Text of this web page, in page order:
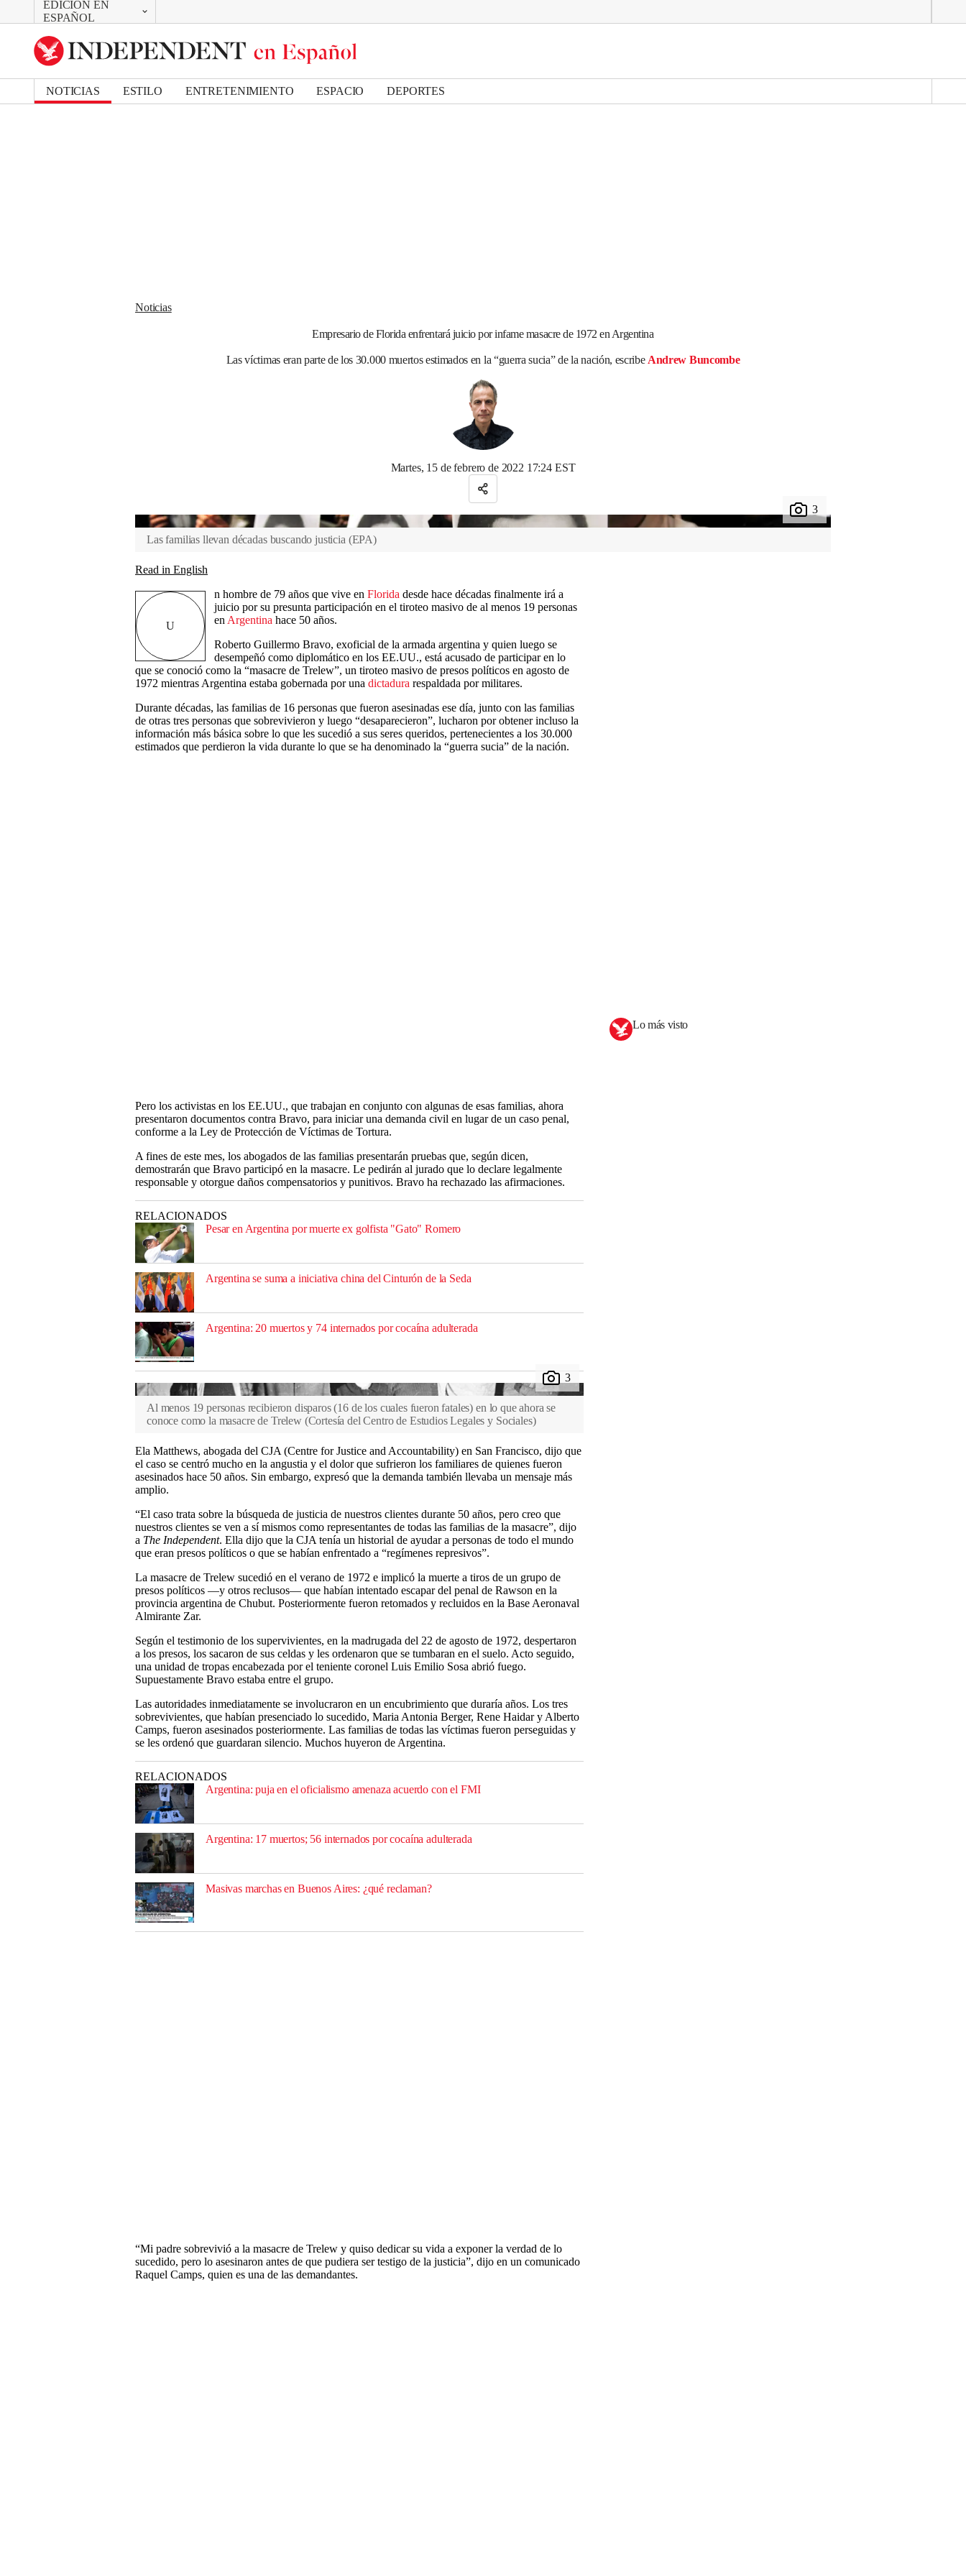
EDICIÓN EN
ESPAÑOL
CAMBIAR
UK Edition
US Edition
NOTICIAS ESTILO ENTRETENIMIENTO ESPACIO DEPORTES
Noticias
Empresario de Florida enfrentará juicio por infame masacre de 1972 en Argentina
Las víctimas eran parte de los 30.000 muertos estimados en la “guerra sucia” de la nación, escribe Andrew Buncombe
Martes, 15 de febrero de 2022 17:24 EST
Bookmark popover
Removed from bookmarks
Close popover
Las familias llevan décadas buscando justicia (EPA)
Read in English
U
n hombre de 79 años que vive en Florida desde hace décadas finalmente irá a
juicio por su presunta participación en el tiroteo masivo de al menos 19 personas
en Argentina hace 50 años.
Roberto Guillermo Bravo, exoficial de la armada argentina y quien luego se
desempeñó como diplomático en los EE.UU., está acusado de participar en lo
que se conoció como la “masacre de Trelew”, un tiroteo masivo de presos políticos en agosto de
1972 mientras Argentina estaba gobernada por una dictadura respaldada por militares.
Durante décadas, las familias de 16 personas que fueron asesinadas ese día, junto con las familias
de otras tres personas que sobrevivieron y luego “desaparecieron”, lucharon por obtener incluso la
información más básica sobre lo que les sucedió a sus seres queridos, pertenecientes a los 30.000
estimados que perdieron la vida durante lo que se ha denominado la “guerra sucia” de la nación.
Pero los activistas en los EE.UU., que trabajan en conjunto con algunas de esas familias, ahora
presentaron documentos contra Bravo, para iniciar una demanda civil en lugar de un caso penal,
conforme a la Ley de Protección de Víctimas de Tortura.
A fines de este mes, los abogados de las familias presentarán pruebas que, según dicen,
demostrarán que Bravo participó en la masacre. Le pedirán al jurado que lo declare legalmente
responsable y otorgue daños compensatorios y punitivos. Bravo ha rechazado las afirmaciones.
RELACIONADOS
Pesar en Argentina por muerte ex golfista "Gato" Romero
Argentina se suma a iniciativa china del Cinturón de la Seda
Argentina: 20 muertos y 74 internados por cocaína adulterada
Al menos 19 personas recibieron disparos (16 de los cuales fueron fatales) en lo que ahora se
conoce como la masacre de Trelew (Cortesía del Centro de Estudios Legales y Sociales)
Ela Matthews, abogada del CJA (Centre for Justice and Accountability) en San Francisco, dijo que
el caso se centró mucho en la angustia y el dolor que sufrieron los familiares de quienes fueron
asesinados hace 50 años. Sin embargo, expresó que la demanda también llevaba un mensaje más
amplio.
“El caso trata sobre la búsqueda de justicia de nuestros clientes durante 50 años, pero creo que
nuestros clientes se ven a sí mismos como representantes de todas las familias de la masacre”, dijo
a The Independent. Ella dijo que la CJA tenía un historial de ayudar a personas de todo el mundo
que eran presos políticos o que se habían enfrentado a “regímenes represivos”.
La masacre de Trelew sucedió en el verano de 1972 e implicó la muerte a tiros de un grupo de
presos políticos —y otros reclusos— que habían intentado escapar del penal de Rawson en la
provincia argentina de Chubut. Posteriormente fueron retomados y recluidos en la Base Aeronaval
Almirante Zar.
Según el testimonio de los supervivientes, en la madrugada del 22 de agosto de 1972, despertaron
a los presos, los sacaron de sus celdas y les ordenaron que se tumbaran en el suelo. Acto seguido,
una unidad de tropas encabezada por el teniente coronel Luis Emilio Sosa abrió fuego.
Supuestamente Bravo estaba entre el grupo.
Las autoridades inmediatamente se involucraron en un encubrimiento que duraría años. Los tres
sobrevivientes, que habían presenciado lo sucedido, Maria Antonia Berger, Rene Haidar y Alberto
Camps, fueron asesinados posteriormente. Las familias de todas las víctimas fueron perseguidas y
se les ordenó que guardaran silencio. Muchos huyeron de Argentina.
RELACIONADOS
Argentina: puja en el oficialismo amenaza acuerdo con el FMI
Argentina: 17 muertos; 56 internados por cocaína adulterada
Masivas marchas en Buenos Aires: ¿qué reclaman?
“Mi padre sobrevivió a la masacre de Trelew y quiso dedicar su vida a exponer la verdad de lo
sucedido, pero lo asesinaron antes de que pudiera ser testigo de la justicia”, dijo en un comunicado
Raquel Camps, quien es una de las demandantes.
Lo más visto